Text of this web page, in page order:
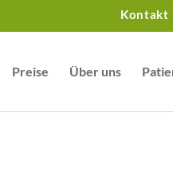
Kontakt
Preise Über uns